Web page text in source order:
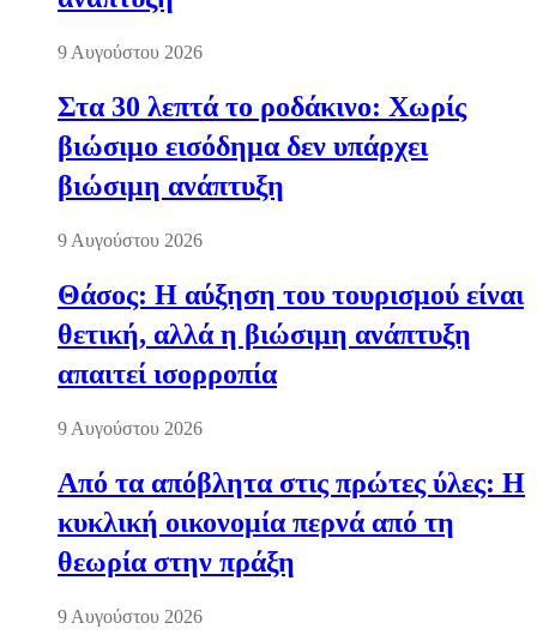
9 Αυγούστου 2026
Στα 30 λεπτά το ροδάκινο: Χωρίς
βιώσιμο εισόδημα δεν υπάρχει
βιώσιμη ανάπτυξη
9 Αυγούστου 2026
Θάσος: Η αύξηση του τουρισμού είναι
θετική, αλλά η βιώσιμη ανάπτυξη
απαιτεί ισορροπία
9 Αυγούστου 2026
Από τα απόβλητα στις πρώτες ύλες: Η
κυκλική οικονομία περνά από τη
θεωρία στην πράξη
9 Αυγούστου 2026